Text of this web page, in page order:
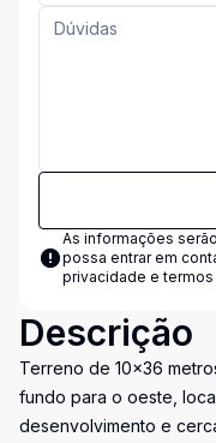
As informações
possa entrar em
privacidade e
Descrição
Terreno de 10x36
fundo para o oeste,
desenvolvimento e